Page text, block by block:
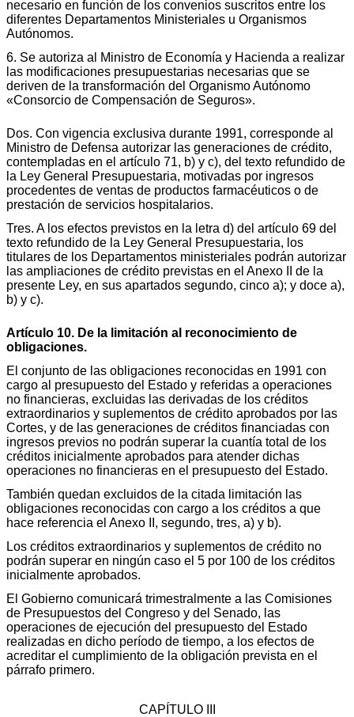
necesario en función de los convenios suscritos entre los
diferentes Departamentos Ministeriales u Organismos
Autónomos.
6. Se autoriza al Ministro de Economía y Hacienda a realizar
las modificaciones presupuestarias necesarias que se
deriven de la transformación del Organismo Autónomo
«Consorcio de Compensación de Seguros».
Dos. Con vigencia exclusiva durante 1991, corresponde al
Ministro de Defensa autorizar las generaciones de crédito,
contempladas en el artículo 71, b) y c), del texto refundido de
la Ley General Presupuestaria, motivadas por ingresos
procedentes de ventas de productos farmacéuticos o de
prestación de servicios hospitalarios.
Tres. A los efectos previstos en la letra d) del artículo 69 del
texto refundido de la Ley General Presupuestaria, los
titulares de los Departamentos ministeriales podrán autorizar
las ampliaciones de crédito previstas en el Anexo II de la
presente Ley, en sus apartados segundo, cinco a); y doce a),
b) y c).
Artículo 10. De la limitación al reconocimiento de
obligaciones.
El conjunto de las obligaciones reconocidas en 1991 con
cargo al presupuesto del Estado y referidas a operaciones
no financieras, excluidas las derivadas de los créditos
extraordinarios y suplementos de crédito aprobados por las
Cortes, y de las generaciones de créditos financiadas con
ingresos previos no podrán superar la cuantía total de los
créditos inicialmente aprobados para atender dichas
operaciones no financieras en el presupuesto del Estado.
También quedan excluidos de la citada limitación las
obligaciones reconocidas con cargo a los créditos a que
hace referencia el Anexo II, segundo, tres, a) y b).
Los créditos extraordinarios y suplementos de crédito no
podrán superar en ningún caso el 5 por 100 de los créditos
inicialmente aprobados.
El Gobierno comunicará trimestralmente a las Comisiones
de Presupuestos del Congreso y del Senado, las
operaciones de ejecución del presupuesto del Estado
realizadas en dicho período de tiempo, a los efectos de
acreditar el cumplimiento de la obligación prevista en el
párrafo primero.
CAPÍTULO III